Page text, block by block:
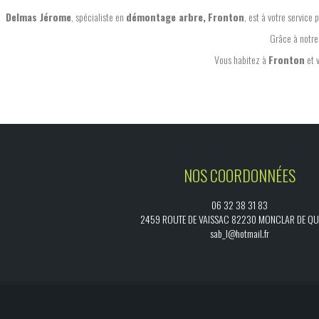
Delmas Jérome , spécialiste en démontage arbre,Fronton , est à votre
Grâce à
Vous habitez à Fronton et
NOS COORDONNÉES
06 32 38 31 83
2459 ROUTE DE VAISSAC 82230 MONCLAR DE
sab_l@hotmail.fr